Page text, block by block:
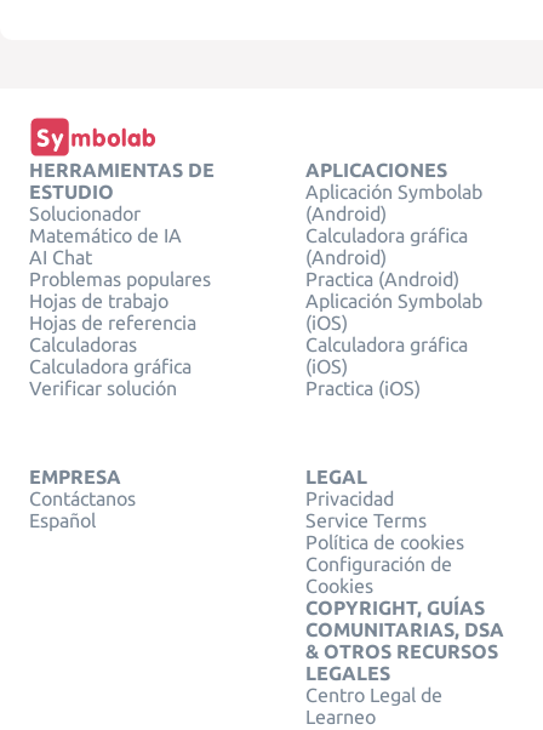
HERRAMIENTAS DE
ESTUDIO
Solucionador
Matemático de IA
AI Chat
Problemas populares
Hojas de trabajo
Hojas de referencia
Calculadoras
Calculadora gráfica
Verificar solución
APLICACIONES
Aplicación Symbolab
(Android)
Calculadora gráfica
(Android)
Practica (Android)
Aplicación Symbolab
(iOS)
Calculadora gráfica
(iOS)
Practica (iOS)
EMPRESA
Contáctanos
Español
LEGAL
Privacidad
Service Terms
Política de cookies
Configuración de
Cookies
COPYRIGHT, GUÍAS
COMUNITARIAS, DSA
& OTROS RECURSOS
LEGALES
Centro Legal de
Learneo